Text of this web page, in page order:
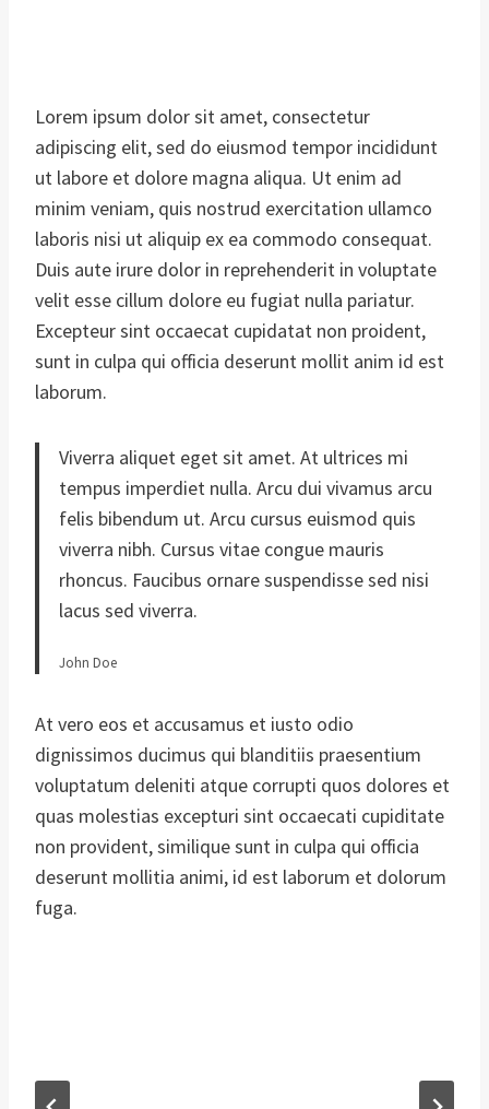
Lorem ipsum dolor sit amet, consectetur
adipiscing elit, sed do eiusmod tempor incididunt
ut labore et dolore magna aliqua. Ut enim ad
minim veniam, quis nostrud exercitation ullamco
laboris nisi ut aliquip ex ea commodo consequat.
Duis aute irure dolor in reprehenderit in voluptate
velit esse cillum dolore eu fugiat nulla pariatur.
Excepteur sint occaecat cupidatat non proident,
sunt in culpa qui officia deserunt mollit anim id est
laborum.
Viverra aliquet eget sit amet. At ultrices mi
tempus imperdiet nulla. Arcu dui vivamus arcu
felis bibendum ut. Arcu cursus euismod quis
viverra nibh. Cursus vitae congue mauris
rhoncus. Faucibus ornare suspendisse sed nisi
lacus sed viverra.
John Doe
At vero eos et accusamus et iusto odio
dignissimos ducimus qui blanditiis praesentium
voluptatum deleniti atque corrupti quos dolores et
quas molestias excepturi sint occaecati cupiditate
non provident, similique sunt in culpa qui officia
deserunt mollitia animi, id est laborum et dolorum
fuga.